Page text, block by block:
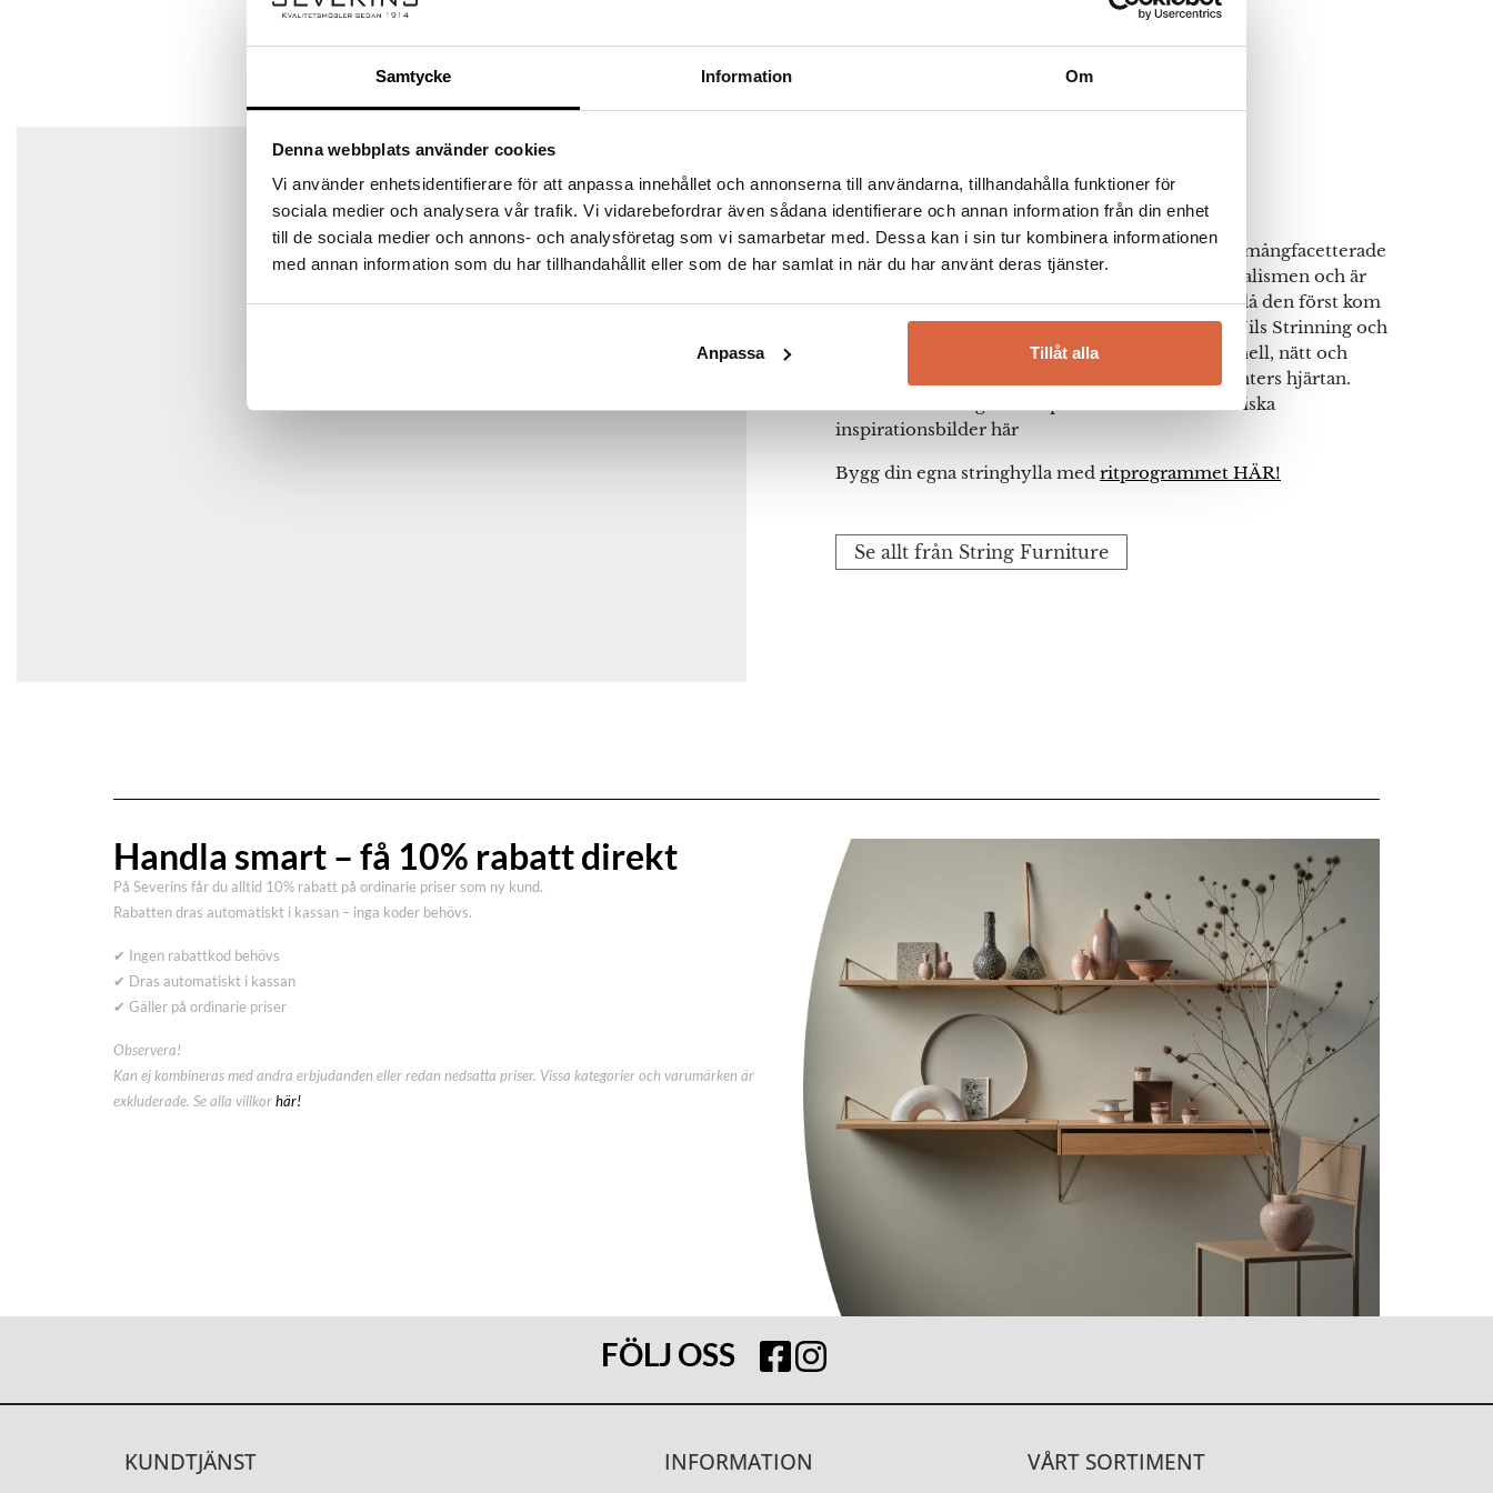
Samtycke Information Om
Denna webbplats använder cookies
Vi använder enhetsidentifierare för att anpassa innehållet och annonserna till användarna, tillhandahålla funktioner för
sociala medier och analysera vår trafik. Vi vidarebefordrar även sådana identifierare och annan information från din enhet
till de sociala medier och annons- och analysföretag som vi samarbetar med. Dessa kan i sin tur kombinera informationen
med annan information som du har tillhandahållit eller som de har samlat in när du har använt deras tjänster.
Anpassa Tillåt alla
Spara mitt namn, min e-postadress och webbplats i denna webbläsare till nästa gång jag skriver en kommentar.
String Furniture
String Furniture är vida känd för den fantastiskt mångfacetterade
String-hyllan. Stringhyllan är en ikon för minimalismen och är
lika älskad och modern i dag som den var 1949, då den först kom
till. Formgivningen avStringhyllorär signerad Nils Strinning och
är inget annat än klassiskt skandinavisk. Funktionell, nätt och
luftig har den fångat många medvetna konsumenters hjärtan.
Kika in hos String och inspireras av deras fantastiska
inspirationsbilder här
Bygg din egna stringhylla med ritprogrammet HÄR!
Se allt från String Furniture
Handla smart – få 10% rabatt direkt
På Severins får du alltid 10% rabatt på ordinarie priser som ny kund.
Rabatten dras automatiskt i kassan – inga koder behövs.
✔ Ingen rabattkod behövs
✔ Dras automatiskt i kassan
✔ Gäller på ordinarie priser
Observera!
Kan ej kombineras med andra erbjudanden eller redan nedsatta priser. Vissa kategorier och varumärken är
exkluderade. Se alla villkorhär!
FÖLJ OSS
KUNDTJÄNST INFORMATION VÅRT SORTIMENT